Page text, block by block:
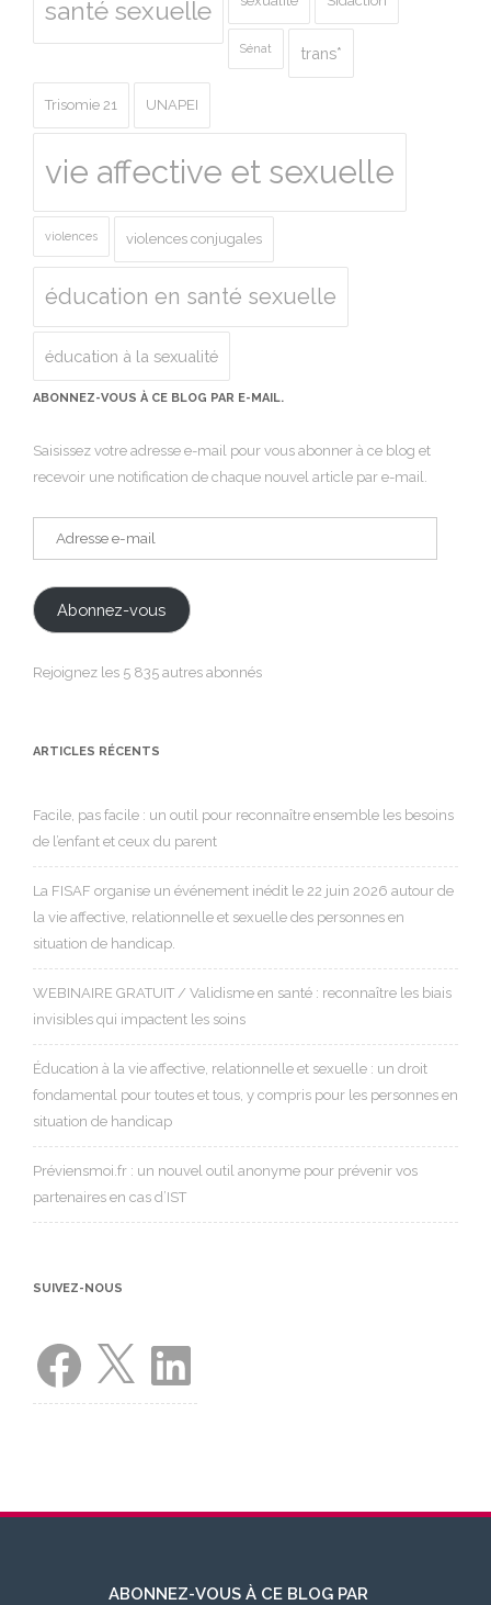
santé sexuelle
Sénat trans*
Trisomie 21 UNAPEI
vie affective et sexuelle
violences violences conjugales
éducation en santé sexuelle
éducation à la sexualité
ABONNEZ-VOUS À CE BLOG PAR E-MAIL.
Saisissez votre adresse e-mail pour vous abonner à ce blog et
recevoir une notification de chaque nouvel article par e-mail.
Adresse
e-
Abonnez-vous
Rejoignez les 5 835 autres abonnés
ARTICLES RÉCENTS
Facile, pas facile : un outil pour reconnaître ensemble les besoins
de l’enfant et ceux du parent
La FISAF organise un événement inédit le 22 juin 2026 autour de
la vie affective, relationnelle et sexuelle des personnes en
situation de handicap.
WEBINAIRE GRATUIT / Validisme en santé : reconnaître les biais
invisibles qui impactent les soins
Éducation à la vie affective, relationnelle et sexuelle : un droit
fondamental pour toutes et tous, y compris pour les personnes en
situation de handicap
Préviensmoi.fr : un nouvel outil anonyme pour prévenir vos
partenaires en cas d’IST
SUIVEZ-NOUS
Facebook LinkedIn
ABONNEZ-VOUS À CE BLOG PAR